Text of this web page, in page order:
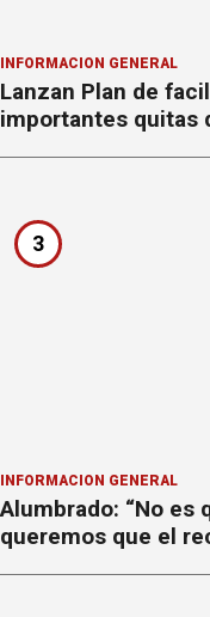
INFORMACION GENERAL
Lanzan Plan de
importantes quitas
3
INFORMACION GENERAL
Alumbrado: “No es
queremos que el